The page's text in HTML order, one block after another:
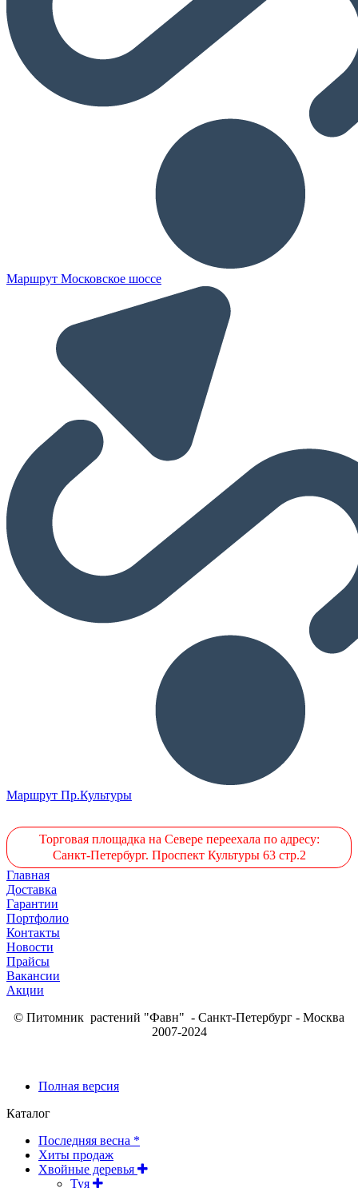
Маршрут Московское шоссе
Маршрут Пр.Культуры
Торговая площадка на Севере переехала по адресу:
Санкт-Петербург. Проспект Культуры 63 стр.2
Главная
Доставка
Гарантии
Портфолио
Контакты
Новости
Прайсы
Вакансии
Акции
© Питомник растений "Фавн" - Санкт-Петербург - Москва
2007-2024
Полная версия
Каталог
Последняя весна *
Хиты продаж
Хвойные деревья
Туя